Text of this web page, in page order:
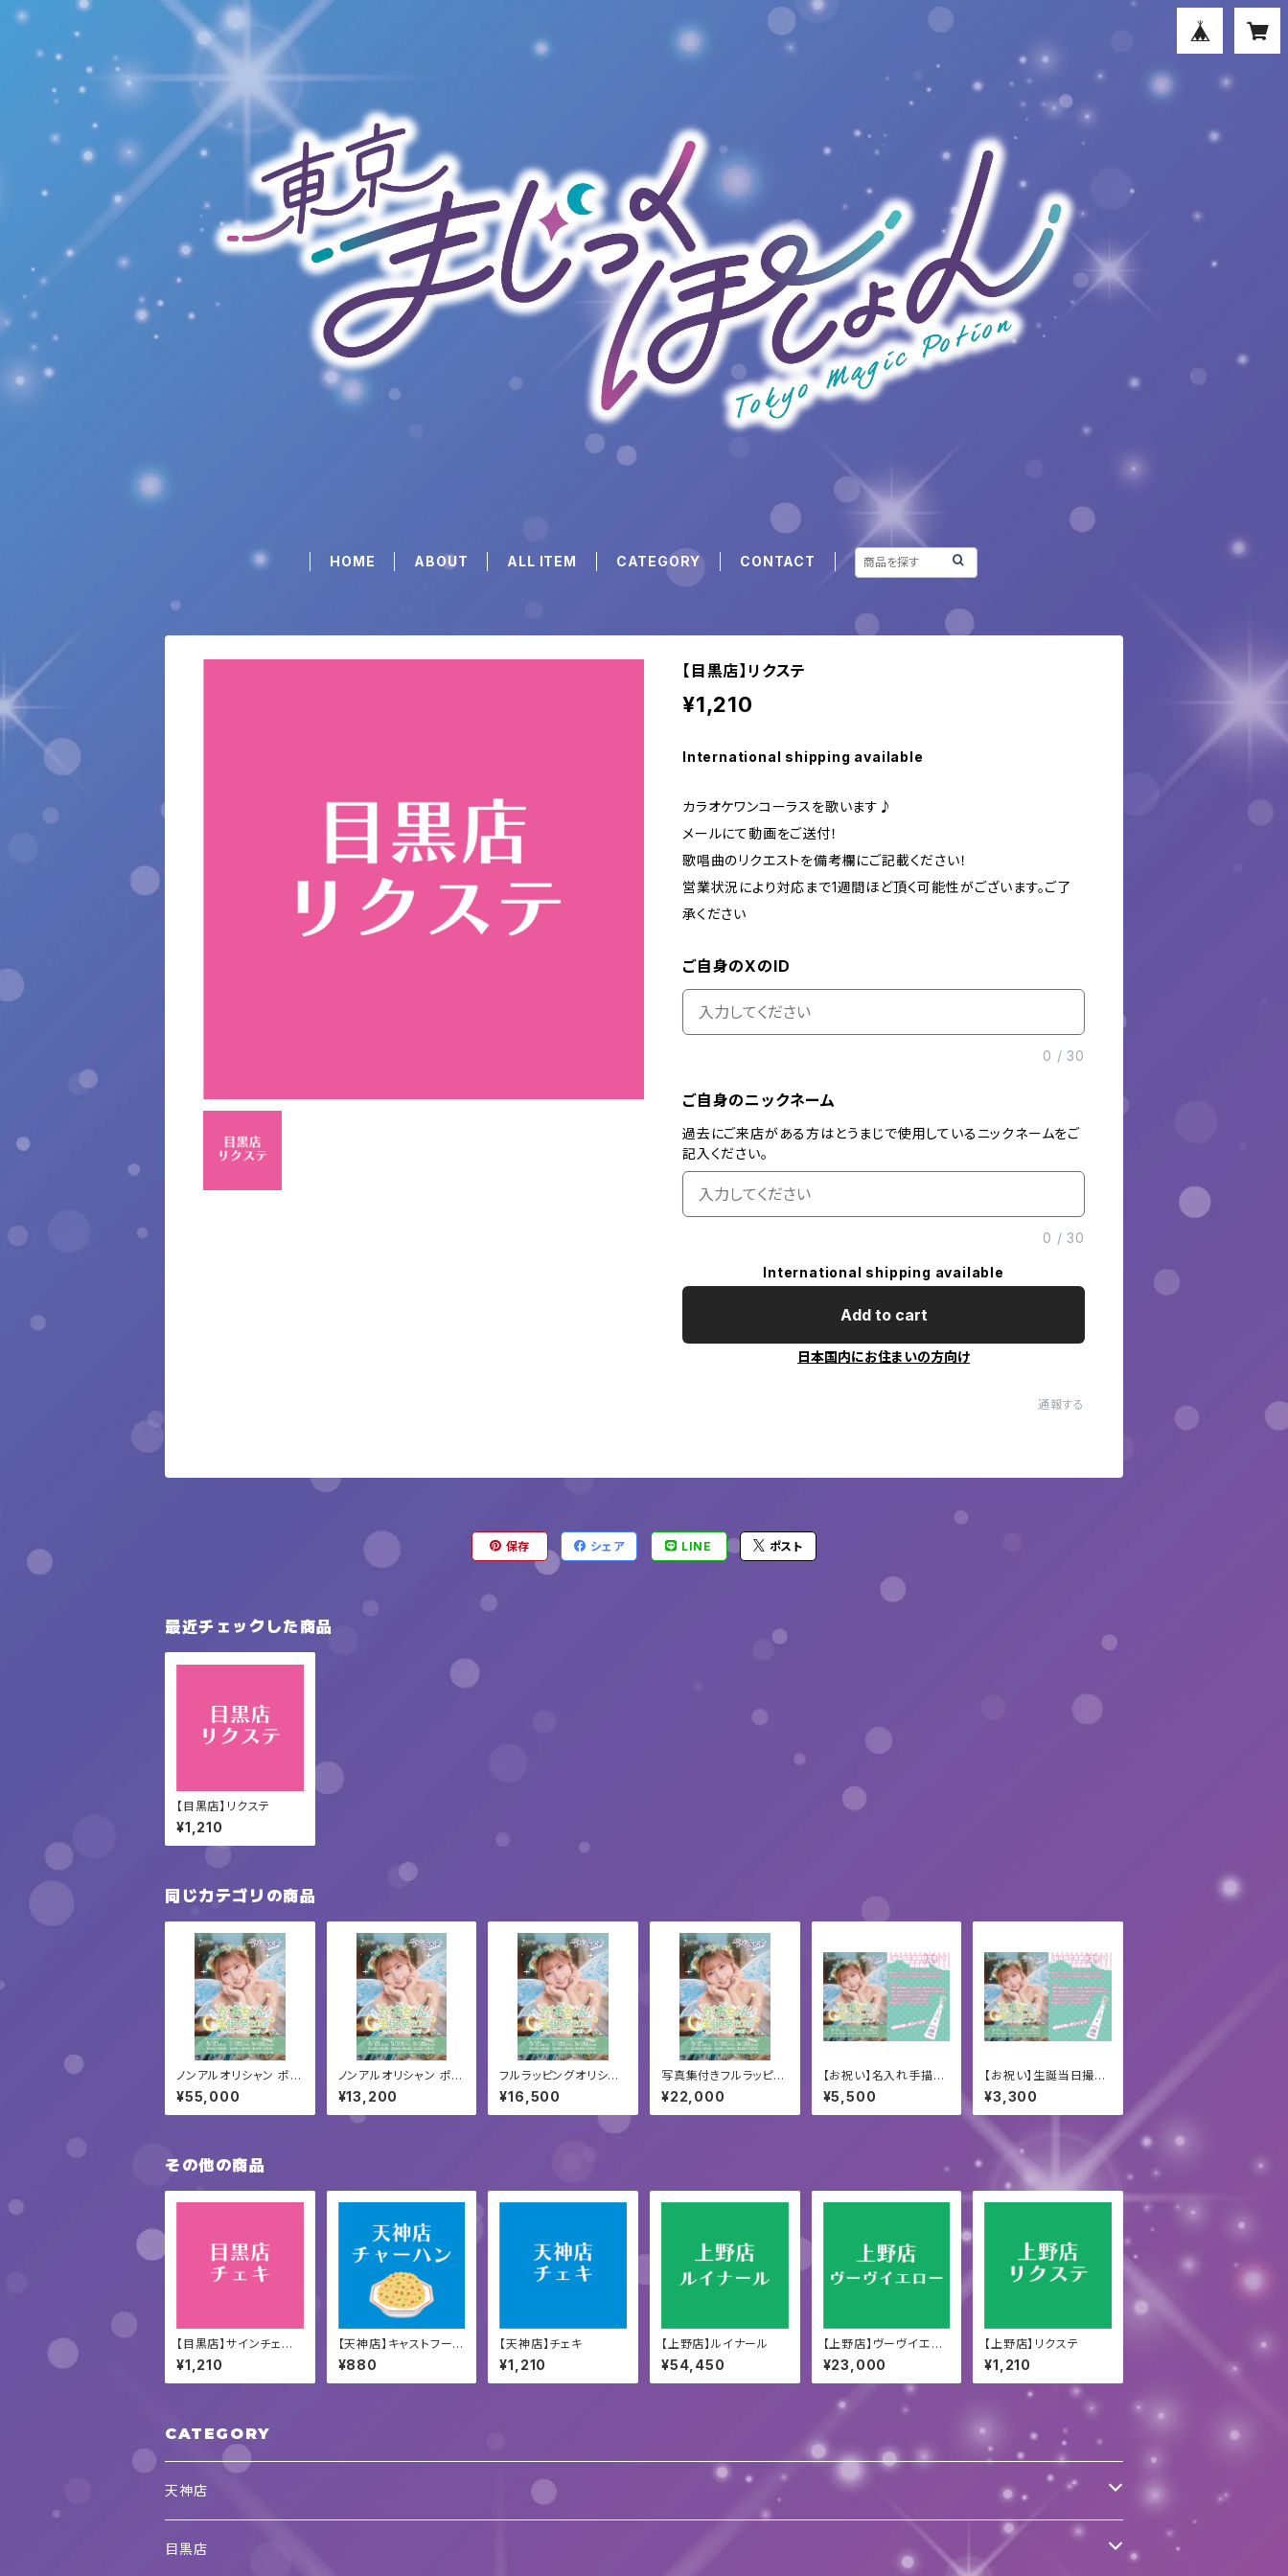
HOME ABOUT ALL ITEM CATEGORY CONTACT
【目黒店】リクステ
¥1,210
International shipping available
カラオケワンコーラスを歌います♪
メールにて動画をご送付！
歌唱曲のリクエストを備考欄にご記載ください！
営業状況により対応まで1週間ほど頂く可能性がございます。ご了
承ください
ご自身のXのID
0 /30
ご自身のニックネーム
過去にご来店がある方はとうまじで使用しているニックネームをご
記入ください。
0 /30
International shipping available
Add to cart
日本国内にお住まいの方向け
通報する
保存 シェア LINE ポスト
最近チェックした商品
【目黒店】リクステ
¥1,210
同じカテゴリの商品
ノンアルオリシャン ポン
フィリコ6本セット
¥55,000
ノンアルオリシャン ポン
フィリコ
¥13,200
フルラッピングオリシャ
ン
¥16,500
写真集付きフルラッピン
グオリシャン
¥22,000
【お祝い】名入れ手描き
デコチェキ帳A
¥5,500
【お祝い】生誕当日撮影
名入れチェキ
¥3,300
その他の商品
【目黒店】サインチェキ
(2枚で宿チェキに変更
可)
¥1,210
【天神店】キャストフー
ド・チャーハン
¥880
【天神店】チェキ
¥1,210
【上野店】ルイナール
¥54,450
【上野店】ヴーヴイエロ
ー
¥23,000
【上野店】リクステ
¥1,210
CATEGORY
天神店
キャストメニュー
目黒店